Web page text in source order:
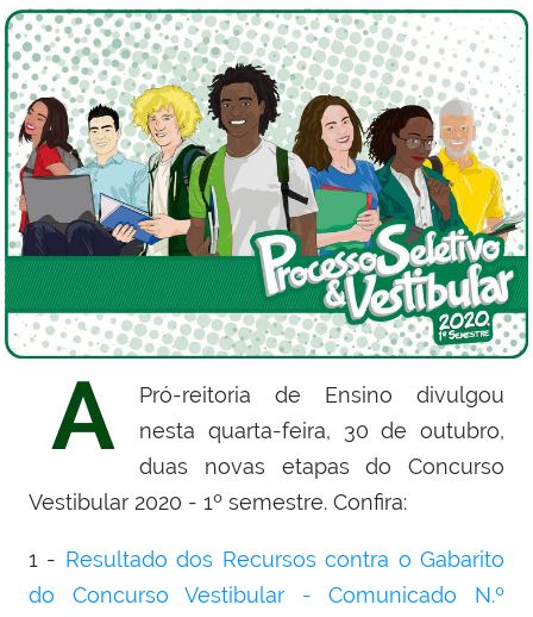
A
Pró-reitoria de Ensino divulgou
nesta quarta-feira, 30 de outubro,
duas novas etapas do Concurso
Vestibular 2020 - 1º semestre. Confira:
1 - Resultado dos Recursos contra o Gabarito
do Concurso Vestibular - Comunicado N.º